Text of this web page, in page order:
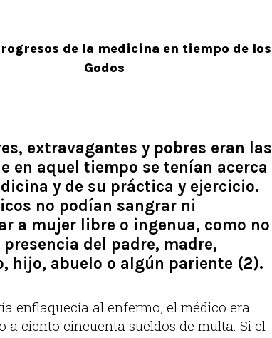
de la medicina en tiempo de los
Godos
extravagantes y pobres eran las
en aquel tiempo se tenían acerca
y de su práctica y ejercicio.
no podían sangrar ni
a mujer libre o ingenua, como no
presencia del padre, madre,
hijo, abuelo o algún pariente (2).
enflaquecía al enfermo, el médico era
a ciento cincuenta sueldos de multa. Si el